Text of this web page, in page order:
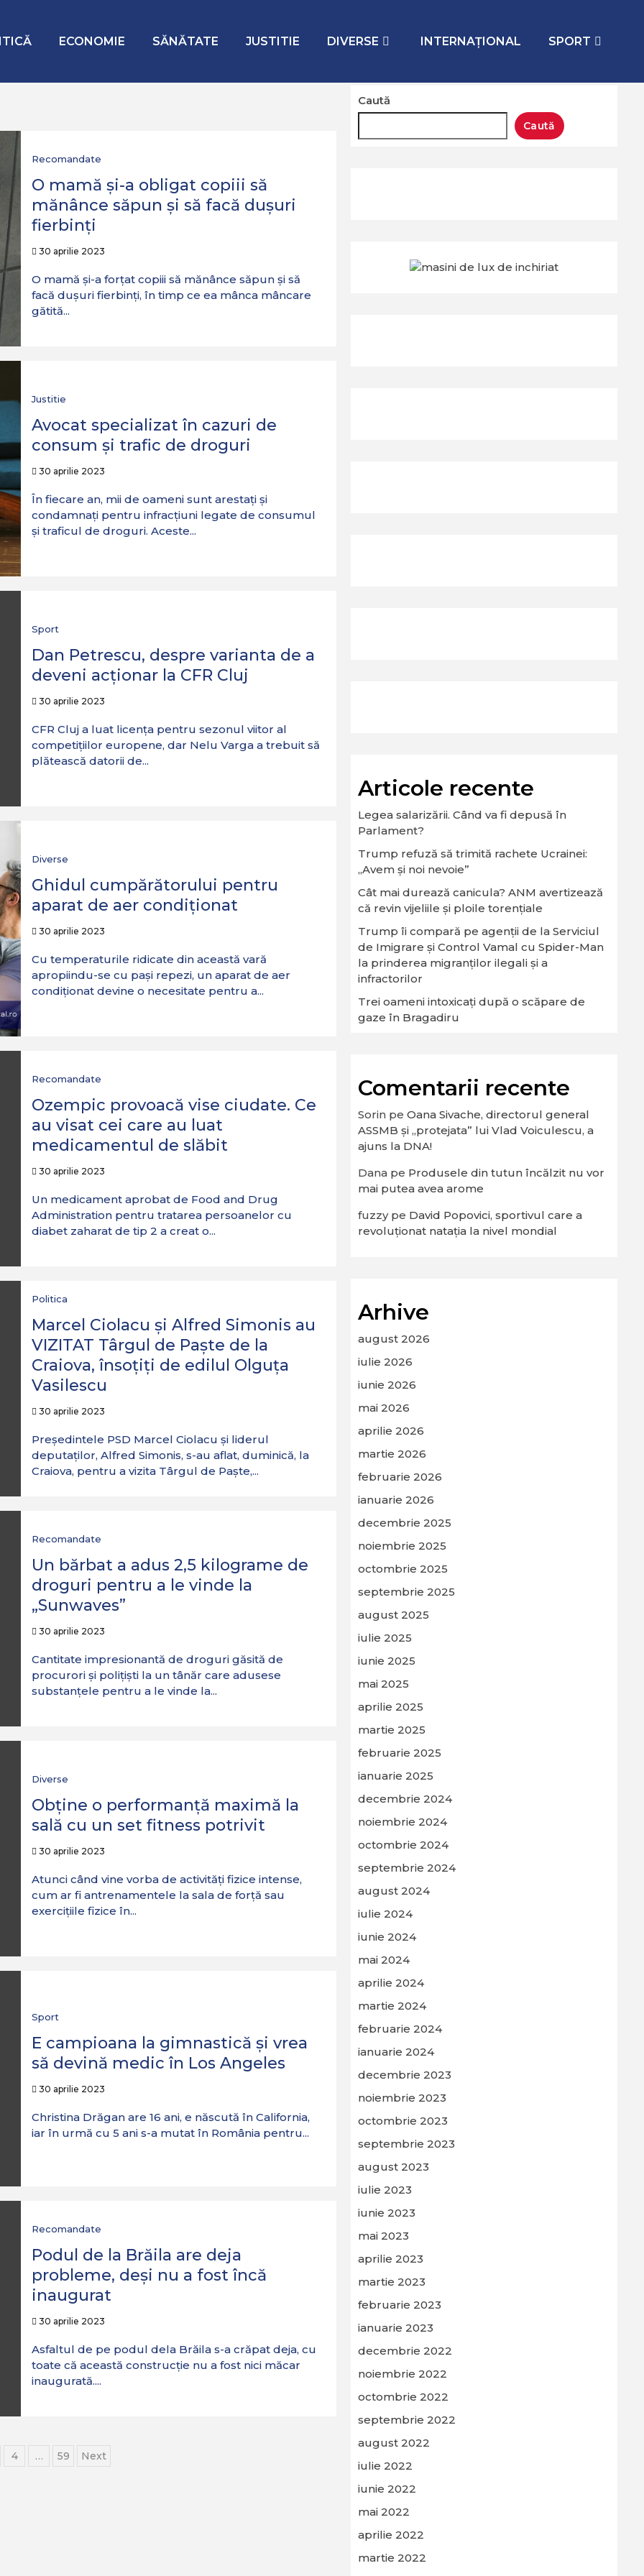
ECONOMIE SĂNĂTATE JUSTITIE DIVERSE INTERNAŢIONAL SPORT
Recomandate
O mamă și-a obligat copiii să
mănânce săpun și să facă dușuri
fierbinți
30 aprilie 2023
O mamă și-a forțat copiii să mănânce săpun și să
facă dușuri fierbinți, în timp ce ea mânca mâncare
gătită...
Justitie
Avocat specializat în cazuri de
consum și trafic de droguri
30 aprilie 2023
În fiecare an, mii de oameni sunt arestați și
condamnați pentru infracțiuni legate de consumul
și traficul de droguri. Aceste...
Sport
Dan Petrescu, despre varianta de a
deveni acționar la CFR Cluj
30 aprilie 2023
CFR Cluj a luat licența pentru sezonul viitor al
competițiilor europene, dar Nelu Varga a trebuit să
plătească datorii de...
Diverse
Ghidul cumpărătorului pentru
aparat de aer condiționat
30 aprilie 2023
Cu temperaturile ridicate din această vară
apropiindu-se cu pași repezi, un aparat de aer
condiționat devine o necesitate pentru a...
Recomandate
Ozempic provoacă vise ciudate. Ce
au visat cei care au luat
medicamentul de slăbit
30 aprilie 2023
Un medicament aprobat de Food and Drug
Administration pentru tratarea persoanelor cu
diabet zaharat de tip 2 a creat o...
Politica
Marcel Ciolacu și Alfred Simonis au
VIZITAT Târgul de Paște de la
Craiova, însoțiți de edilul Olguța
Vasilescu
30 aprilie 2023
Președintele PSD Marcel Ciolacu și liderul
deputaților, Alfred Simonis, s-au aflat, duminică, la
Craiova, pentru a vizita Târgul de Paște,...
Recomandate
Un bărbat a adus 2,5 kilograme de
droguri pentru a le vinde la
„Sunwaves”
30 aprilie 2023
Cantitate impresionantă de droguri găsită de
procurori și polițiști la un tânăr care adusese
substanțele pentru a le vinde la...
Diverse
Obține o performanță maximă la
sală cu un set fitness potrivit
30 aprilie 2023
Atunci când vine vorba de activități fizice intense,
cum ar fi antrenamentele la sala de forță sau
exercițiile fizice în...
Sport
E campioana la gimnastică și vrea
să devină medic în Los Angeles
30 aprilie 2023
Christina Drăgan are 16 ani, e născută în California,
iar în urmă cu 5 ani s-a mutat în România pentru...
Recomandate
Podul de la Brăila are deja
probleme, deși nu a fost încă
inaugurat
30 aprilie 2023
Asfaltul de pe podul dela Brăila s-a crăpat deja, cu
toate că această construcție nu a fost nici măcar
inaugurată....
4 … 59 Next
Caută
Caută
Articole recente
Legea salarizării. Când va fi depusă în
Parlament?
Trump refuză să trimită rachete Ucrainei:
„Avem și noi nevoie”
Cât mai durează canicula? ANM avertizează
că revin vijeliile și ploile torențiale
Trump îi compară pe agenții de la Serviciul
de Imigrare și Control Vamal cu Spider-Man
la prinderea migranților ilegali și a
infractorilor
Trei oameni intoxicați după o scăpare de
gaze în Bragadiru
Comentarii recente
Sorin pe Oana Sivache, directorul general
ASSMB și „protejata” lui Vlad Voiculescu, a
ajuns la DNA!
Dana pe Produsele din tutun încălzit nu vor
mai putea avea arome
fuzzype David Popovici, sportivul care a
revoluționat natația la nivel mondial
Arhive
august 2026
iulie 2026
iunie 2026
mai 2026
aprilie 2026
martie 2026
februarie 2026
ianuarie 2026
decembrie 2025
noiembrie 2025
octombrie 2025
septembrie 2025
august 2025
iulie 2025
iunie 2025
mai 2025
aprilie 2025
martie 2025
februarie 2025
ianuarie 2025
decembrie 2024
noiembrie 2024
octombrie 2024
septembrie 2024
august 2024
iulie 2024
iunie 2024
mai 2024
aprilie 2024
martie 2024
februarie 2024
ianuarie 2024
decembrie 2023
noiembrie 2023
octombrie 2023
septembrie 2023
august 2023
iulie 2023
iunie 2023
mai 2023
aprilie 2023
martie 2023
februarie 2023
ianuarie 2023
decembrie 2022
noiembrie 2022
octombrie 2022
septembrie 2022
august 2022
iulie 2022
iunie 2022
mai 2022
aprilie 2022
martie 2022